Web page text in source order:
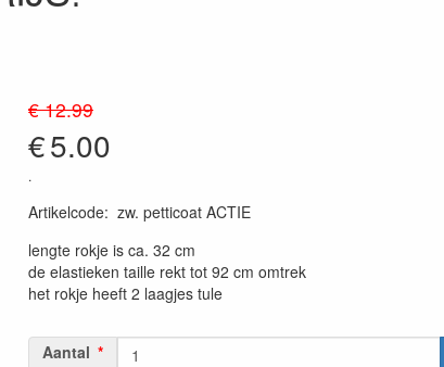
€ 12.99
€5.00
.
Artikelcode: zw. petticoat ACTIE
lengte rokje is ca. 32 cm
de elastieken taille rekt tot 92 cm omtrek
het rokje heeft 2 laagjes tule
Aantal